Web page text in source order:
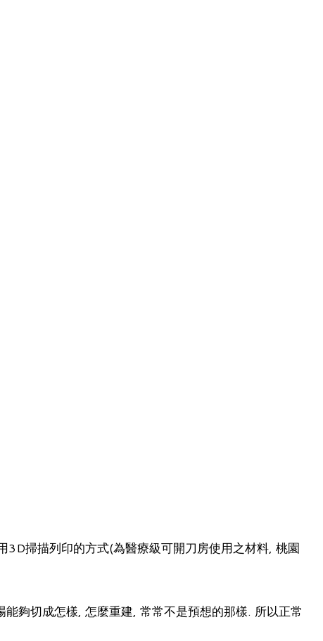
掃描列印的方式(為醫療級可開刀房使用之材料, 桃園
夠切成怎樣, 怎麼重建, 常常不是預想的那樣. 所以正常